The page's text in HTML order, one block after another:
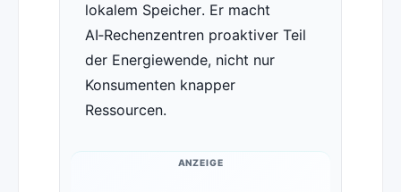
lokalem Speicher. Er macht
AI‑Rechenzentren proaktiver Teil
der Energiewende, nicht nur
Konsumenten knapper
Ressourcen.
ANZEIGE